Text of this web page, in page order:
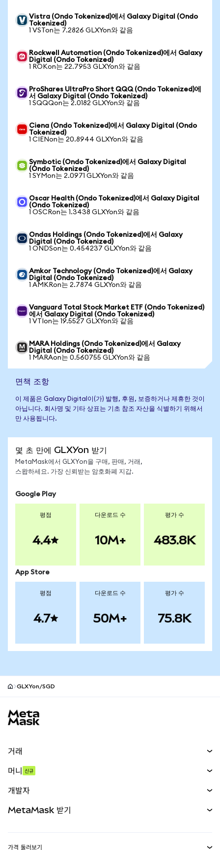
Vistra (Ondo Tokenized)에서 Galaxy Digital (Ondo
Tokenized)
1 VSTon는 7.2826 GLXYon와 같음
Rockwell Automation (Ondo Tokenized)에서 Galaxy
Digital (Ondo Tokenized)
1 ROKon는 22.7953 GLXYon와 같음
ProShares UltraPro Short QQQ (Ondo Tokenized)에
서 Galaxy Digital (Ondo Tokenized)
1 SQQQon는 2.0182 GLXYon와 같음
Ciena (Ondo Tokenized)에서 Galaxy Digital (Ondo
Tokenized)
1 CIENon는 20.8944 GLXYon와 같음
Symbotic (Ondo Tokenized)에서 Galaxy Digital
(Ondo Tokenized)
1 SYMon는 2.0971 GLXYon와 같음
Oscar Health (Ondo Tokenized)에서 Galaxy Digital
(Ondo Tokenized)
1 OSCRon는 1.3438 GLXYon와 같음
Ondas Holdings (Ondo Tokenized)에서 Galaxy
Digital (Ondo Tokenized)
1 ONDSon는 0.454237 GLXYon와 같음
Amkor Technology (Ondo Tokenized)에서 Galaxy
Digital (Ondo Tokenized)
1 AMKRon는 2.7874 GLXYon와 같음
Vanguard Total Stock Market ETF (Ondo Tokenized)
에서 Galaxy Digital (Ondo Tokenized)
1 VTIon는 19.5527 GLXYon와 같음
MARA Holdings (Ondo Tokenized)에서 Galaxy
Digital (Ondo Tokenized)
1 MARAon는 0.560755 GLXYon와 같음
면책 조항
이 제품은 Galaxy Digital이(가) 발행, 후원, 보증하거나 제휴한 것이
아닙니다. 회사명 및 기타 상표는 기초 참조 자산을 식별하기 위해서
만 사용됩니다.
몇 초 만에 GLXYon 받기
MetaMask에서 GLXYon을 구매, 판매, 거래,
스왑하세요. 가장 신뢰받는 암호화폐 지갑.
Google Play
평점
4.4
다운로드 수
10M+
평가 수
483.8K
App Store
평점
4.7
다운로드 수
50M+
평가 수
75.8K
GLXYon/SGD
거래
무기한 선물
실물자산
머니 신규
개발자
MetaMask 받기
가격 둘러보기